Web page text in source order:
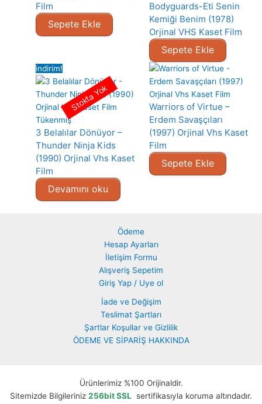
Film
Sepete Ekle
Bodyguards-Eti Senin
Kemiği Benim (1978)
Orjinal VHS Kaset Film
Sepete Ekle
indirim!
Tükenmiş
3 Belalılar Dönüyor –
Thunder Ninja Kids
(1990) Orjinal Vhs Kaset
Film
Devamını oku
Stokta Yok
Warriors of Virtue –
Erdem Savaşçıları
(1997) Orjinal Vhs Kaset
Film
Sepete Ekle
Ödeme
Hesap Ayarları
İletişim Formu
Alışveriş Sepetim
Giriş Yap / Uye ol
İade ve Değişim
Teslimat Şartları
Şartlar Koşullar ve Gizlilik
ÖDEME VE SİPARİŞ HAKKINDA
Ürünlerimiz %100 Orijinaldir.
Sitemizde Bilgileriniz 256bit SSL sertifikasıyla koruma altındadır.